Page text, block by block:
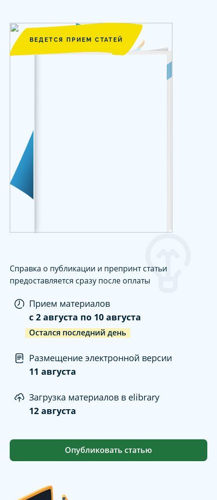
ВЕДЕТСЯ ПРИЕМ СТАТЕЙ
Справка о публикации и препринт статьи
предоставляется сразу после оплаты
Прием материалов
c 2 августа по 10 августа
Остался последний день
Размещение электронной версии
11 августа
Загрузка материалов в elibrary
12 августа
Опубликовать статью